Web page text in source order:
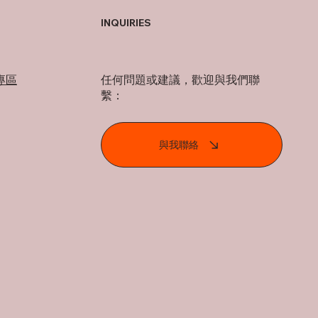
區
INQUIRIES
任何問題或建議，歡迎與我們聯
繫：
與我聯絡